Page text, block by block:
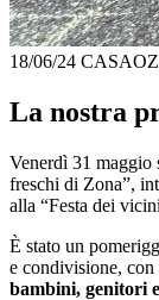
18/06/24 CASAOZ
La nostra
Venerdì 31 maggio
freschi di Zona”,
alla “Festa dei
È stato un
e condivisione, con
bambini, genitori